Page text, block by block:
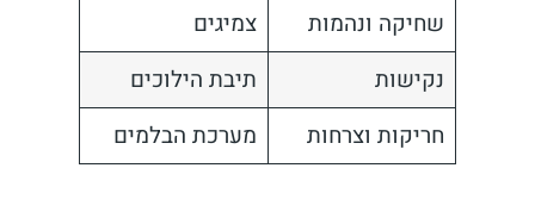
שחיקה ונהמות
צמיגים
נקישות
תיבת הילוכים
חריקות וצרחות
מערכת הבלמים